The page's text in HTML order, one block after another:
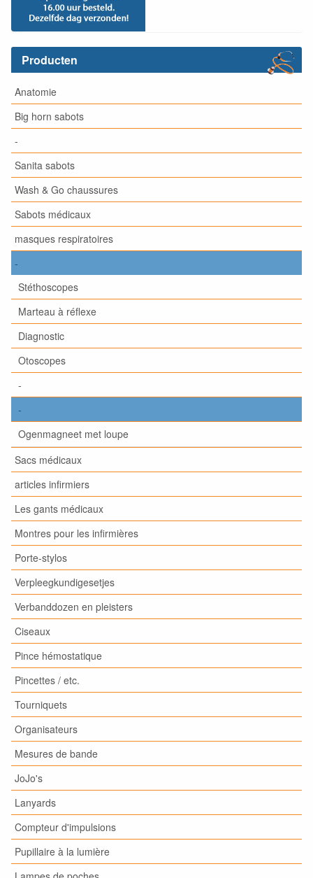
Producten
Anatomie
Big horn sabots
-
Sanita sabots
Wash & Go chaussures
Sabots médicaux
masques respiratoires
-
Stéthoscopes
Marteau à réflexe
Diagnostic
Otoscopes
-
-
Ogenmagneet met loupe
Sacs médicaux
articles infirmiers
Les gants médicaux
Montres pour les infirmières
Porte-stylos
Verpleegkundigesetjes
Verbanddozen en pleisters
Ciseaux
Pince hémostatique
Pincettes / etc.
Tourniquets
Organisateurs
Mesures de bande
JoJo's
Lanyards
Compteur d'impulsions
Pupillaire à la lumière